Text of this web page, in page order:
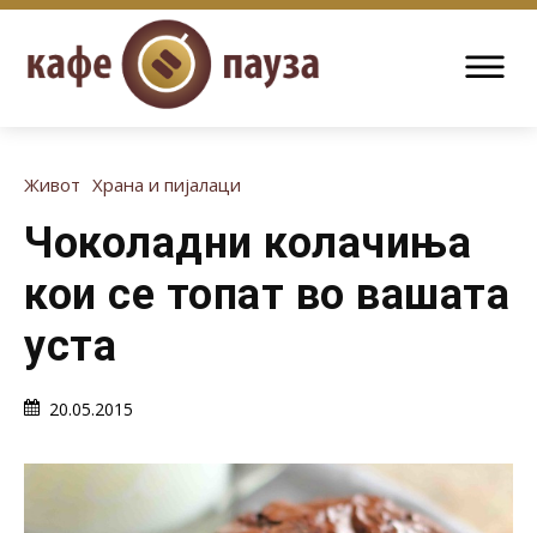
Живот Храна и пијалаци
Чоколадни колачиња
кои се топат во вашата
уста
20.05.2015